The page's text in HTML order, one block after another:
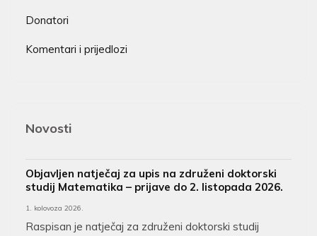
Donatori
Komentari i prijedlozi
Novosti
Objavljen natječaj za upis na združeni doktorski
studij Matematika – prijave do 2. listopada 2026.
1. kolovoza 2026.
Raspisan je natječaj za združeni doktorski studij